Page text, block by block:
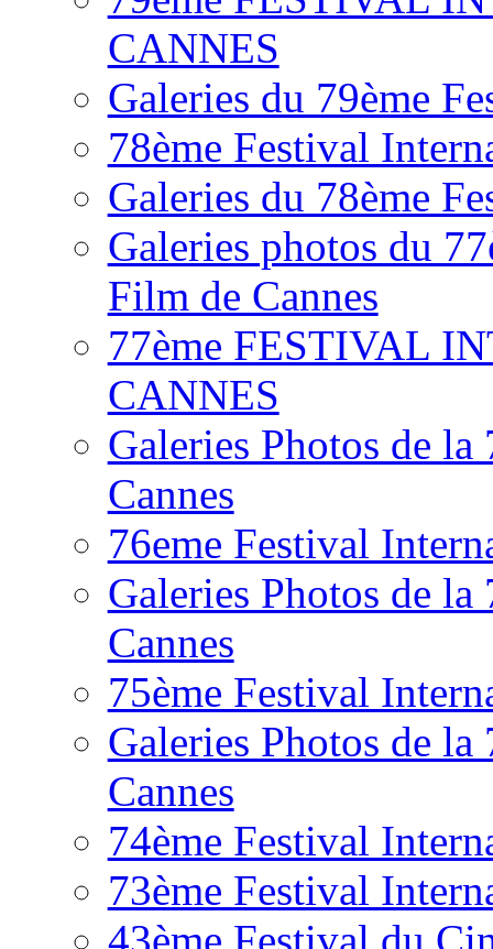
CANNES
Galeries du 79ème
78ème Festival
Galeries du 78ème
Galeries photos du
Film de Cannes
77ème FESTIVAL
CANNES
Galeries Photos de
Cannes
76eme Festival
Galeries Photos de
Cannes
75ème Festival
Galeries Photos de
Cannes
74ème Festival
73ème Festival